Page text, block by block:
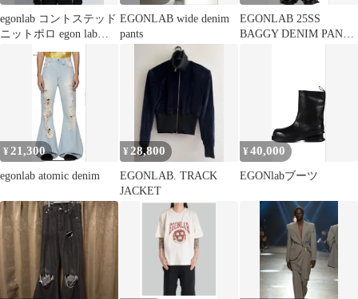
egonlab コントステッド
ニットポロ egon lab
EGONLAB
EGONLAB wide denim
pants
EGONLAB 25SS
BAGGY DENIM PANTS
¥ 21,300
egonlab atomic denim
¥ 28,800
EGONLAB. TRACK
JACKET
¥40,000
EGONlabブーツ